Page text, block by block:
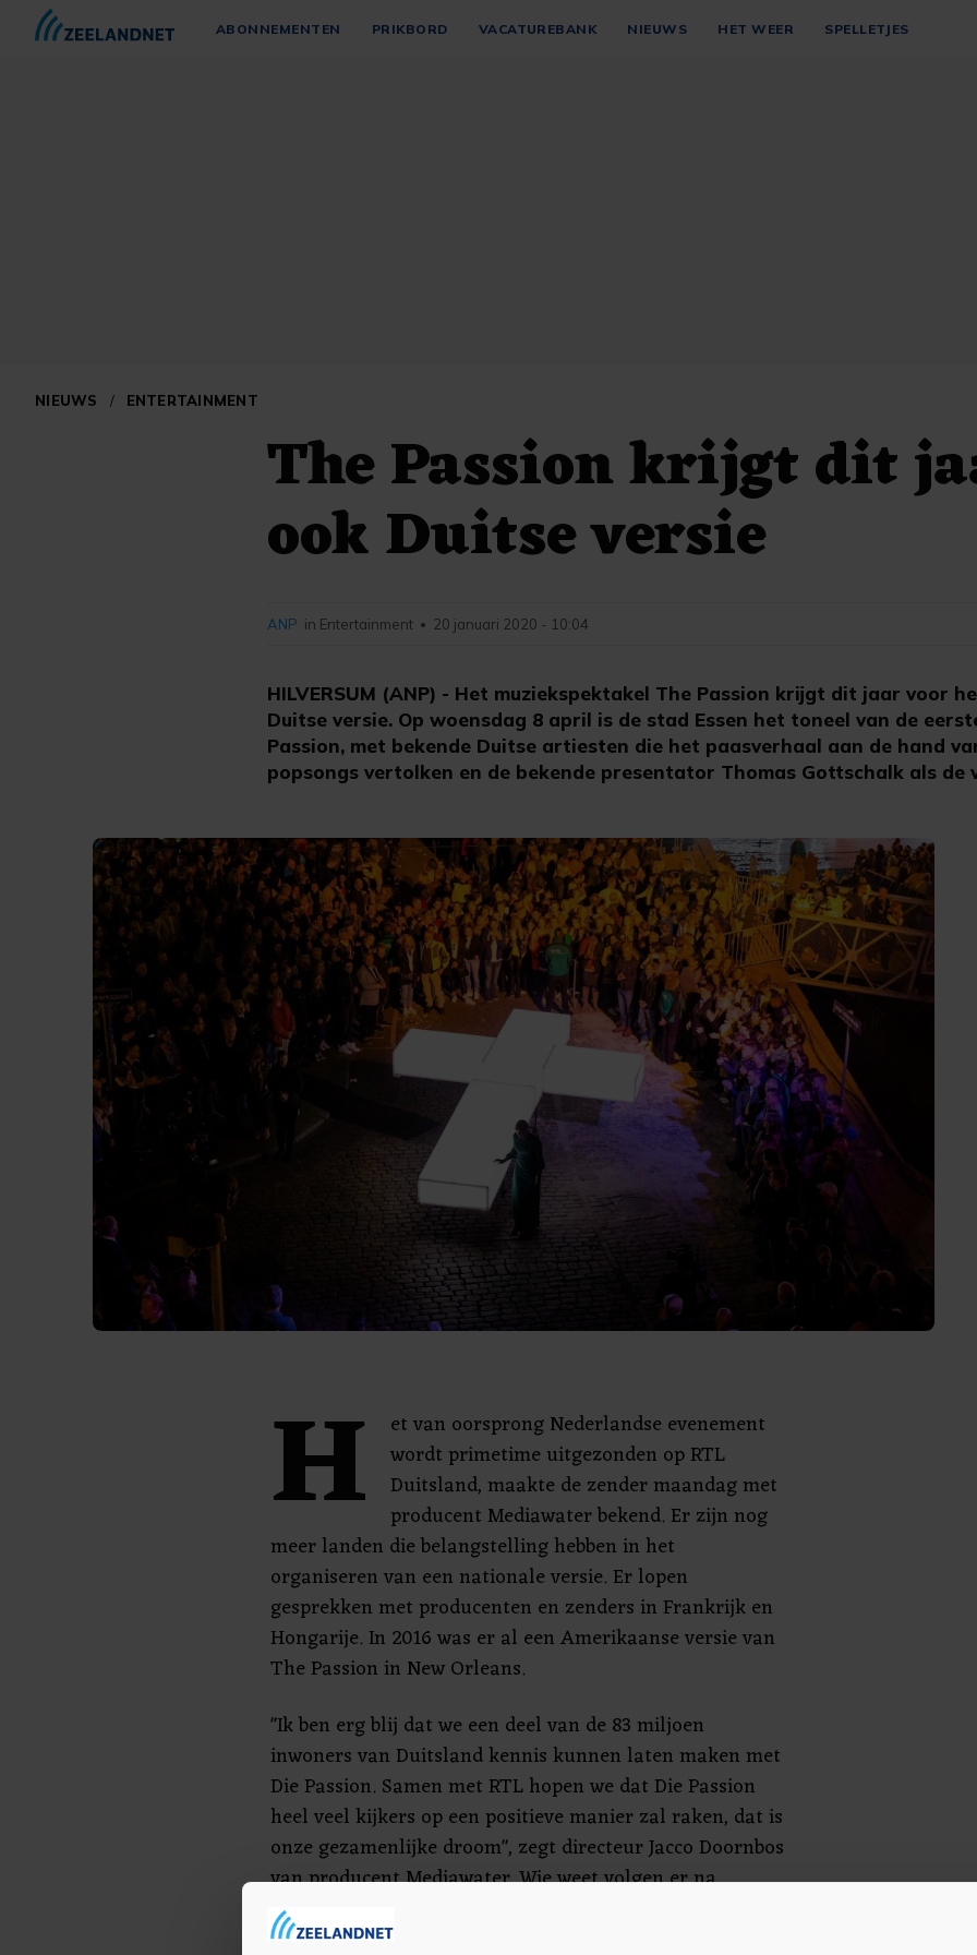
ABONNEMENTEN PRIKBORD VACATUREBANK NIEUWS HET WEER SPELLETJES
NIEUWS / ENTERTAINMENT
The Passion krijgt dit
ook Duitse versie
HILVERSUM (ANP) - Het muziekspektakel The Passion krijgt dit jaar voor
Duitse versie. Op woensdag 8 april is de stad Essen het toneel van de
Passion, met bekende Duitse artiesten die het paasverhaal aan de hand
popsongs vertolken en de bekende presentator Thomas Gottschalk als de
ANP in Entertainment • 20 januari 2020 - 10:04
H
et van oorsprong Nederlandse evenement
wordt primetime uitgezonden op RTL
Duitsland, maakte de zender maandag met
producent Mediawater bekend. Er zijn nog
meer landen die belangstelling hebben in het
organiseren van een nationale versie. Er lopen
gesprekken met producenten en zenders in Frankrijk en
Hongarije. In 2016 was er al een Amerikaanse versie van
The Passion in New Orleans.
"Ik ben erg blij dat we een deel van de 83 miljoen
inwoners van Duitsland kennis kunnen laten maken met
Die Passion. Samen met RTL hopen we dat Die Passion
heel veel kijkers op een positieve manier zal raken, dat is
onze gezamenlijke droom", zegt directeur Jacco Doornbos
van producent Mediawater. Wie weet volgen er na
Duitsland nog meerdere landen."